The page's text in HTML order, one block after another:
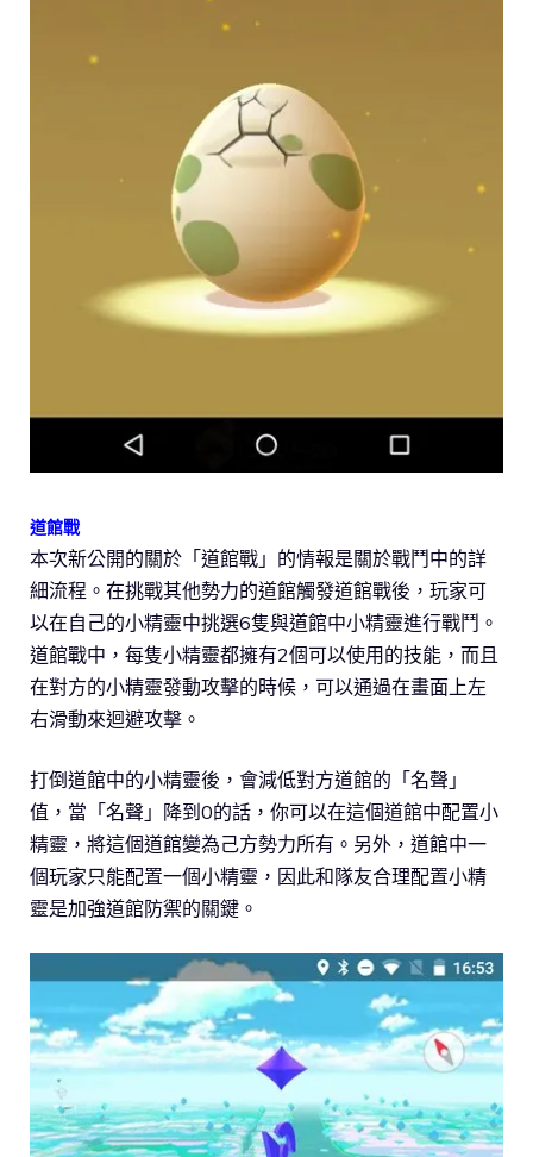
道館戰
本次新公開的關於「道館戰」的情報是關於戰鬥中的詳
細流程。在挑戰其他勢力的道館觸發道館戰後，玩家可
以在自己的小精靈中挑選6隻與道館中小精靈進行戰鬥。
道館戰中，每隻小精靈都擁有2個可以使用的技能，而且
在對方的小精靈發動攻擊的時候，可以通過在畫面上左
右滑動來迴避攻擊。
打倒道館中的小精靈後，會減低對方道館的「名聲」
值，當「名聲」降到0的話，你可以在這個道館中配置小
精靈，將這個道館變為己方勢力所有。另外，道館中一
個玩家只能配置一個小精靈，因此和隊友合理配置小精
靈是加強道館防禦的關鍵。